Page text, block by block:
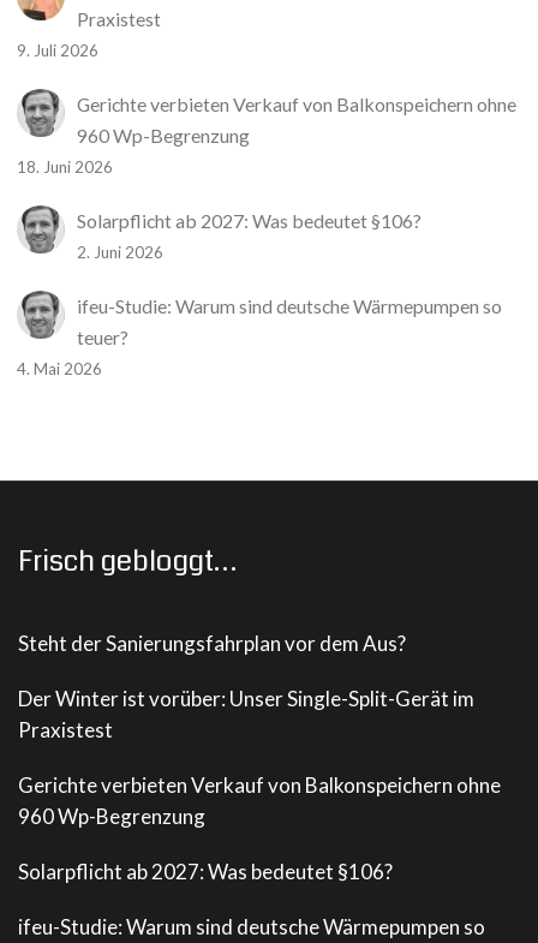
Praxistest
9. Juli 2026
Gerichte verbieten Verkauf von Balkonspeichern ohne
960 Wp-Begrenzung
18. Juni 2026
Solarpflicht ab 2027: Was bedeutet §106?
2. Juni 2026
ifeu-Studie: Warum sind deutsche Wärmepumpen so
teuer?
4. Mai 2026
Frisch gebloggt…
Steht der Sanierungsfahrplan vor dem Aus?
Der Winter ist vorüber: Unser Single-Split-Gerät im
Praxistest
Gerichte verbieten Verkauf von Balkonspeichern ohne
960 Wp-Begrenzung
Solarpflicht ab 2027: Was bedeutet §106?
ifeu-Studie: Warum sind deutsche Wärmepumpen so